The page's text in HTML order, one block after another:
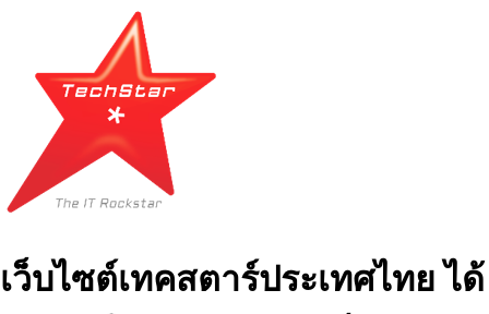
เว็บไซต์เทคสตาร์ประเทศไทย ได้